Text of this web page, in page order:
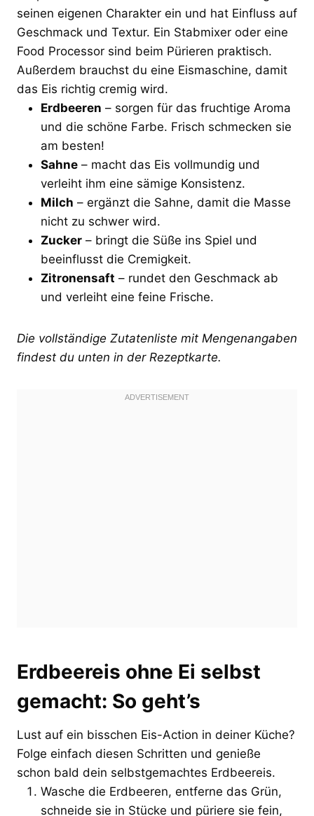
seinen eigenen Charakter ein und hat Einfluss auf
Geschmack und Textur. Ein Stabmixer oder eine
Food Processor sind beim Pürieren praktisch.
Außerdem brauchst du eine Eismaschine, damit
das Eis richtig cremig wird.
Erdbeeren – sorgen für das fruchtige Aroma
und die schöne Farbe. Frisch schmecken sie
am besten!
Sahne – macht das Eis vollmundig und
verleiht ihm eine sämige Konsistenz.
Milch – ergänzt die Sahne, damit die Masse
nicht zu schwer wird.
Zucker – bringt die Süße ins Spiel und
beeinflusst die Cremigkeit.
Zitronensaft – rundet den Geschmack ab
und verleiht eine feine Frische.
Die vollständige Zutatenliste mit Mengenangaben
findest du unten in der Rezeptkarte.
Erdbeereis ohne Ei selbst
gemacht: So geht’s
Lust auf ein bisschen Eis-Action in deiner Küche?
Folge einfach diesen Schritten und genieße
schon bald dein selbstgemachtes Erdbeereis.
Wasche die Erdbeeren, entferne das Grün,
schneide sie in Stücke und püriere sie fein,